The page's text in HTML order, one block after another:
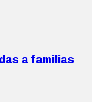
a familias